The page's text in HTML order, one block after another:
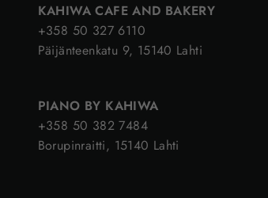
KAHIWA CAFE AND BAKERY
+358 50 327 6110
Päijänteenkatu 9, 15140 Lahti
PIANO BY KAHIWA
+358 50 382 7484
Borupinraitti, 15140 Lahti